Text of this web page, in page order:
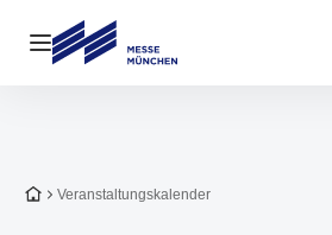
Navigation öffnen
Zur Startseite
Veranstaltungs­kalender